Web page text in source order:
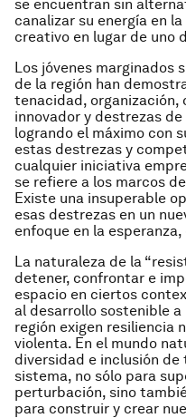
se encuentran sin
canalizar su energía en
creativo en lugar de uno
Los jóvenes marginados
de la región han
tenacidad, organización,
innovador y destrezas
logrando el máximo con
estas destrezas y
cualquier iniciativa
se refiere a los marcos
Existe una insuperable
esas destrezas en un
enfoque en la
La naturaleza de la
detener, confrontar e
espacio en ciertos
al desarrollo sostenible
región exigen resiliencia
violenta. En el mundo
diversidad e inclusión
sistema, no sólo para
perturbación, sino
para construir y crear